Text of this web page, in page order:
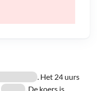
. Het 24 uurs
. De koers is